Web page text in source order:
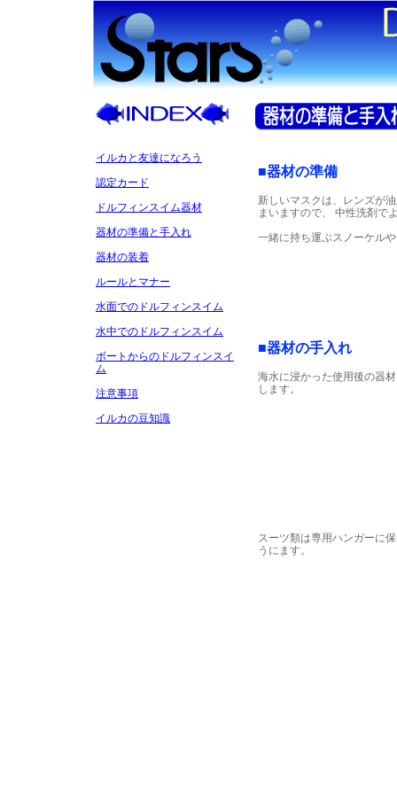
イルカと友達になろう
認定カード
ドルフィンスイム器材
器材の準備と手入れ
器材の装着
ルールとマナー
水面でのドルフィンスイム
水中でのドルフィンスイム
ボートからのドルフィンスイ
ム
注意事項
イルカの豆知識
■器材の準備
新しいマスクは、レンズが
まいますので、 中性洗剤で
一緒に持ち運ぶスノーケル
■器材の手入れ
海水に浸かった使用後の器
します。
スーツ類は専用ハンガーに
うにます。